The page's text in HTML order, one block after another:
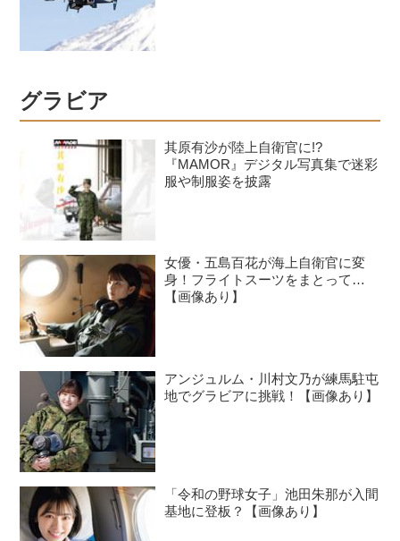
グラビア
其原有沙が陸上自衛官に!?
『MAMOR』デジタル写真集で迷彩
服や制服姿を披露
女優・五島百花が海上自衛官に変
身！フライトスーツをまとって…
【画像あり】
アンジュルム・川村文乃が練馬駐屯
地でグラビアに挑戦！【画像あり】
「令和の野球女子」池田朱那が入間
基地に登板？【画像あり】